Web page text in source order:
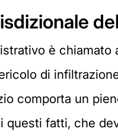
è chiamato
di
comporta un
fatti, che